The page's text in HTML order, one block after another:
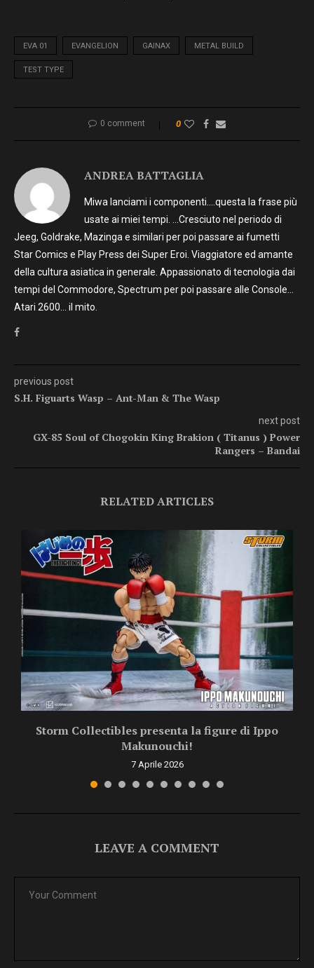
EVA 01 EVANGELION GAINAX METAL BUILD
TEST TYPE
0 comment 0
ANDREA BATTAGLIA
Miwa lanciami i componenti….questa la frase più
usate ai miei tempi. …Cresciuto nel periodo di
Jeeg, Goldrake, Mazinga e similari per poi passare ai fumetti
Star Comics e Play Press dei Super Eroi. Viaggiatore ed amante
della cultura asiatica in generale. Appassionato di tecnologia dai
tempi del Commodore, Spectrum per poi passare alle Console…
Atari 2600… il mito.
previous post
S.H. Figuarts Wasp – Ant-Man & The Wasp
next post
GX-85 Soul of Chogokin King Brakion ( Titanus ) Power
Rangers – Bandai
RELATED ARTICLES
Storm Collectibles presenta la figure di Ippo
Makunouchi!
7 Aprile 2026
LEAVE A COMMENT